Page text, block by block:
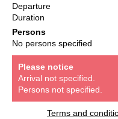
Departure
Duration
Persons
No persons specified
Please notice
Arrival not specified.
Persons not specified.
Terms and